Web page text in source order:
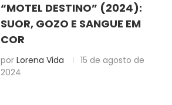
“MOTEL DESTINO” (2024):
SUOR, GOZO E SANGUE EM
COR
por Lorena Vida
15 de agosto de
2024